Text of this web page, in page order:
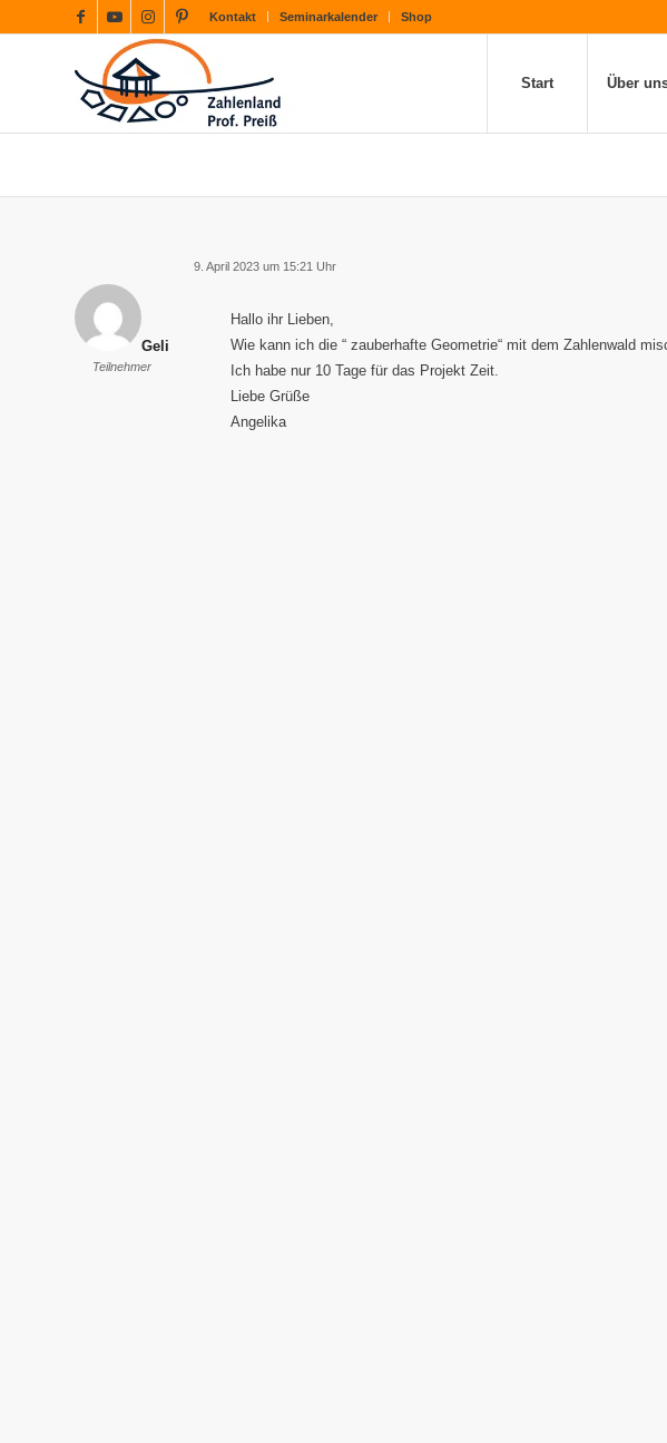
Kontakt Seminarkalender Shop
Start Über
9. April 2023 um 15:21 Uhr
Geli
Teilnehmer
Hallo ihr Lieben,
Wie kann ich die “ zauberhafte Geometrie“ mit dem Zahlenwald
Ich habe nur 10 Tage für das Projekt Zeit.
Liebe Grüße
Angelika